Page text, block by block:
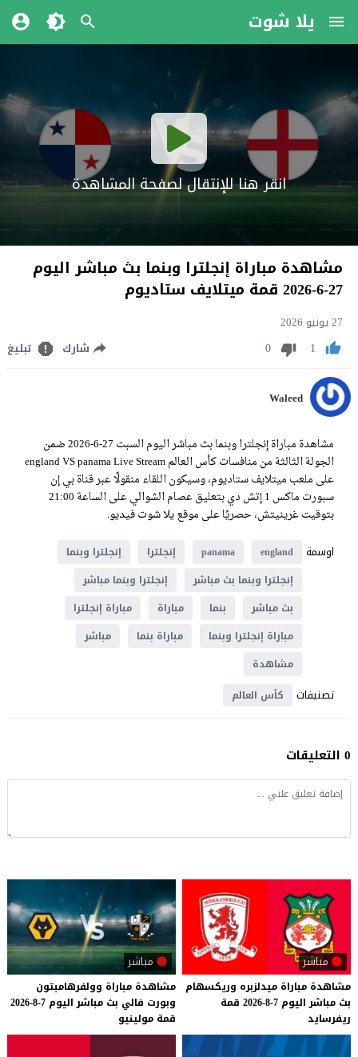
يلا شوت
انقر هنا للإنتقال لصفحة المشاهدة
مشاهدة مباراة إنجلترا وبنما بث مباشر اليوم
27-6-2026 قمة ميتلايف ستاديوم
27 يونيو 2026
1
0 شارك تبليغ
Waleed
مشاهدة مباراة إنجلترا وبنما بث مباشر اليوم السبت 27-6-2026 ضمن
الجولة الثالثة من منافسات كأس العالم england VS panama Live Stream
على ملعب ميتلايف ستاديوم، وسيكون اللقاء منقولًا عبر قناة بي إن
سبورت ماكس 1 إتش دي بتعليق عصام الشوالي على الساعة 21:00
بتوقيت غرينيتش، حصريًا على موقع يلا شوت فيديو.
اوسمة
england
panama إنجلترا
إنجلترا وبنما
إنجلترا وبنما بث مباشر
إنجلترا وبنما مباشر
بث مباشر
بنما مباراة
مباراة إنجلترا
مباراة إنجلترا وبنما
مباراة بنما
مباشر
مشاهدة
تصنيفات كأس العالم
0 التعليقات
مباشر
مشاهدة مباراة ميدلزبره وريكسهام
بث مباشر اليوم 7-8-2026
قمة
ريفرسايد
مباشر
مشاهدة مباراة وولفرهامبتون
وبورت فالي بث مباشر اليوم 7-8-2026
قمة مولينيو